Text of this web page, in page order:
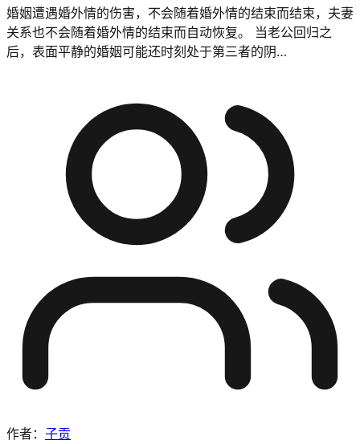
婚姻遭遇婚外情的伤害，不会随着婚外情的结束而结束，夫妻
关系也不会随着婚外情的结束而自动恢复。 当老公回归之
后，表面平静的婚姻可能还时刻处于第三者的阴…
作者： 子贡